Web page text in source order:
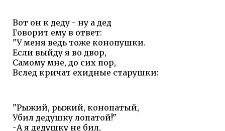
Вот он к деду - ну а дед
Говорит ему в ответ:
"У меня ведь тоже конопушки.
Если выйду я во двор,
Самому мне, до сих пор,
Вслед кричат ехидные старушки:
"Рыжий, рыжий, конопатый,
Убил дедушку лопатой!"
-А я дедушку не бил,